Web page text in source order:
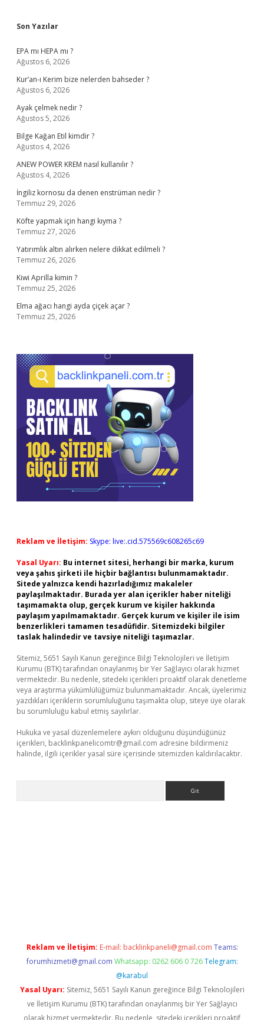
Sidebar
Son Yazılar
EPA mı HEPA mı ?
Ağustos 6, 2026
Kur’an-ı Kerim bize nelerden bahseder ?
Ağustos 6, 2026
Ayak çelmek nedir ?
Ağustos 5, 2026
Bilge Kağan Etil kimdir ?
Ağustos 4, 2026
ANEW POWER KREM nasıl kullanılır ?
Ağustos 4, 2026
İngiliz kornosu da denen enstrüman nedir ?
Temmuz 29, 2026
Köfte yapmak için hangi kıyma ?
Temmuz 27, 2026
Yatırımlık altın alırken nelere dikkat edilmeli ?
Temmuz 26, 2026
Kiwi Aprilla kimin ?
Temmuz 25, 2026
Elma ağacı hangi ayda çiçek açar ?
Temmuz 25, 2026
Reklam ve İletişim: Skype: live:.cid.575569c608265c69
Yasal Uyarı: Bu internet sitesi, herhangi bir marka, kurum
veya şahıs şirketi ile hiçbir bağlantısı bulunmamaktadır.
Sitede yalnızca kendi hazırladığımız makaleler
paylaşılmaktadır. Burada yer alan içerikler haber niteliği
taşımamakta olup, gerçek kurum ve kişiler hakkında
paylaşım yapılmamaktadır. Gerçek kurum ve kişiler ile isim
benzerlikleri tamamen tesadüfidir. Sitemizdeki bilgiler
taslak halindedir ve tavsiye niteliği taşımazlar.
Sitemiz, 5651 Sayılı Kanun gereğince Bilgi Teknolojileri ve İletişim
Kurumu (BTK) tarafından onaylanmış bir Yer Sağlayıcı olarak hizmet
vermektedir. Bu nedenle, sitedeki içerikleri proaktif olarak denetleme
veya araştırma yükümlülüğümüz bulunmamaktadır. Ancak, üyelerimiz
yazdıkları içeriklerin sorumluluğunu taşımakta olup, siteye üye olarak
bu sorumluluğu kabul etmiş sayılırlar.
Hukuka ve yasal düzenlemelere aykırı olduğunu düşündüğünüz
içerikleri, backlinkpanelicomtr@gmail.com adresine bildirmeniz
halinde, ilgili içerikler yasal süre içerisinde sitemizden kaldırılacaktır.
Reklam ve İletişim: E-mail: backlinkpaneli@gmail.com Teams:
forumhizmeti@gmail.com Whatsapp: 0262 606 0 726 Telegram:
@karabul
Yasal Uyarı: Sitemiz, 5651 Sayılı Kanun gereğince Bilgi Teknolojileri
ve İletişim Kurumu (BTK) tarafından onaylanmış bir Yer Sağlayıcı
olarak hizmet vermektedir. Bu nedenle, sitedeki içerikleri proaktif